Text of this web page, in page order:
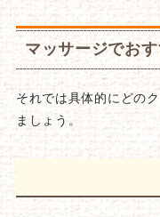
マッサージでお
それでは具体的にどの
ましょう。